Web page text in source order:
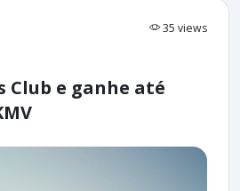
35 views
Club e ganhe até